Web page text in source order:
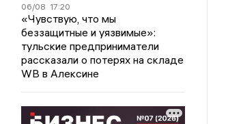
06/08 17:20
«Чувствую, что мы
беззащитные и уязвимые»:
тульские предприниматели
рассказали о потерях на складе
WB в Алексине